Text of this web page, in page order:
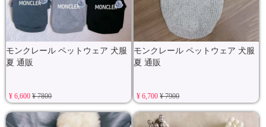
モンクレール ペットウェア 犬服
夏 通販
¥ 6,600¥ 7800
モンクレール ペットウェア 犬服
夏 通販
¥ 6,700¥ 7900